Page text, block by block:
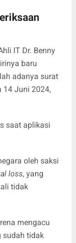
IT Dr. Benny
baru
adanya surat
14 Juni 2024,
saat aplikasi
oleh saksi
loss, yang
tidak
mengacu
sudah tidak